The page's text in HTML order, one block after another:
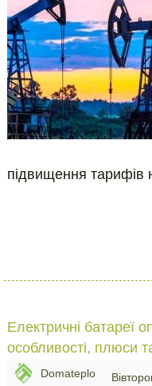
підвищення тарифів
Електричні батареї
особливості, плюси
Domateplo